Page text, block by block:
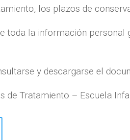
los plazos de
toda la información
y descargarse el
de Tratamiento – Escuela